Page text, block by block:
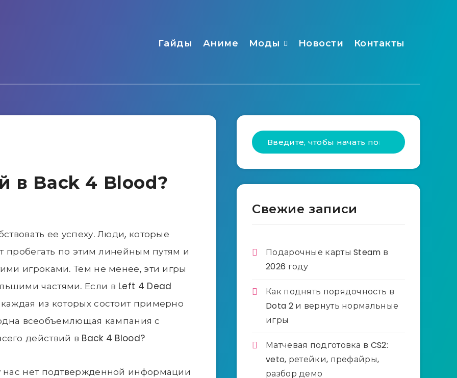
Гайды Аниме Моды Новости Контакты
в Back 4 Blood?
ее успеху. Люди, которые
пробегать по этим линейным путям и
игроками. Тем не менее, эти игры
частями. Если в Left 4 Dead
из которых состоит примерно
всеобъемлющая кампания с
действий в Back 4 Blood?
нас нет подтвержденной информации
Свежие записи
Подарочные карты Steam в
2026 году
Как поднять порядочность в
Dota 2 и вернуть нормальные
игры
Матчевая подготовка в CS2:
veto, ретейки, префайры,
разбор демо